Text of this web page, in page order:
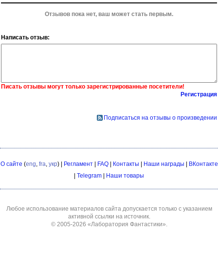
Отзывов пока нет, ваш может стать первым.
Написать отзыв:
Писать отзывы могут только зарегистрированные посетители!
Регистрация
Подписаться на отзывы о произведении
О сайте (eng fra укр) | Регламент| FAQ| Контакты | Наши награды | ВКонтакте
| Telegram | Наши товары
Любое использование материалов сайта допускается только с указанием
активной ссылки на источник.
© 2005-2026 «Лаборатория Фантастики»